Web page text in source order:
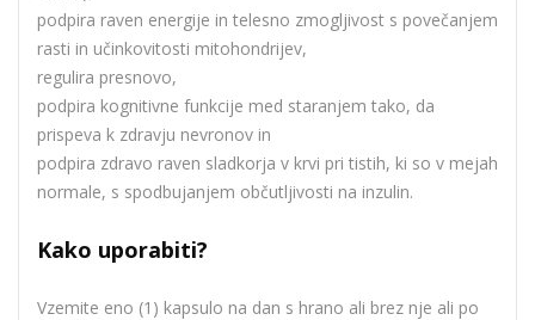
podpira raven energije in telesno zmogljivost s povečanjem
rasti in učinkovitosti mitohondrijev,
regulira presnovo,
podpira kognitivne funkcije med staranjem tako, da
prispeva k zdravju nevronov in
podpira zdravo raven sladkorja v krvi pri tistih, ki so v mejah
normale, s spodbujanjem občutljivosti na inzulin.
Kako uporabiti?
Vzemite eno (1) kapsulo na dan s hrano ali brez nje ali po